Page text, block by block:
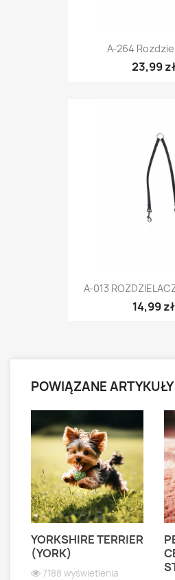
A-264
23,99
A-013
14,99 zł
POWIĄZANE ARTYKUŁY
YORKSHIRE TERRIER
(YORK)
7188 wyświetlenia